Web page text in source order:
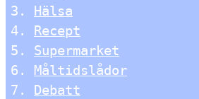
Hälsa
Recept
Supermarket
Måltidslådor
Debatt